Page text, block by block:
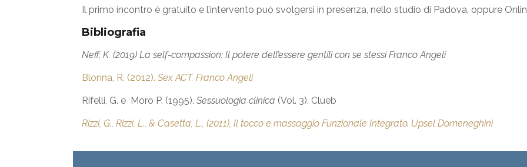
Il primo incontro è gratuito e l’intervento può svolgersi in presenza, nello studio di Padova, oppure
Bibliografia
Neff, K. (2019) La self-compassion: Il potere dell’essere gentili con se stessi Franco Angeli
Blonna, R. (2012).Sex ACT. Franco Angeli
Rifelli, G. e Moro P. (1995).Sessuologia clinica (Vol. 3). Clueb
Rizzi, G., Rizzi, L., & Casetta, L., (2011), Il tocco e massaggio Funzionale Integrato. Upsel Domeneghini